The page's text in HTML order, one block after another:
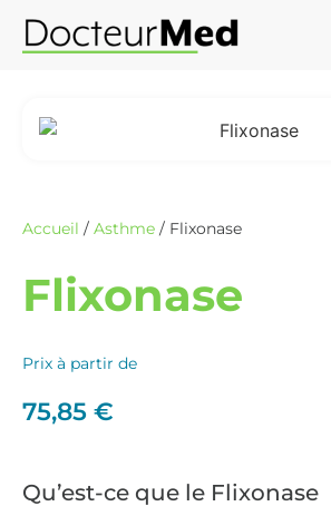
Accueil / Asthme / Flixonase
Flixonase
Prix à partir de
75,85 €
Qu’est-ce que le Flixonase